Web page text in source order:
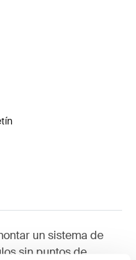
un sistema de
sin puntos de